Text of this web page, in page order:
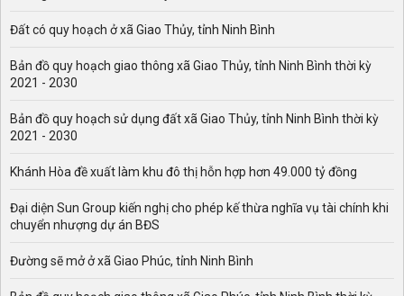
Đất có quy hoạch ở xã Giao Thủy, tỉnh Ninh Bình
Bản đồ quy hoạch giao thông xã Giao Thủy, tỉnh Ninh Bình thời kỳ
2021 - 2030
Bản đồ quy hoạch sử dụng đất xã Giao Thủy, tỉnh Ninh Bình thời kỳ
2021 - 2030
Khánh Hòa đề xuất làm khu đô thị hỗn hợp hơn 49.000 tỷ đồng
Đại diện Sun Group kiến nghị cho phép kế thừa nghĩa vụ tài chính khi
chuyển nhượng dự án BĐS
Đường sẽ mở ở xã Giao Phúc, tỉnh Ninh Bình